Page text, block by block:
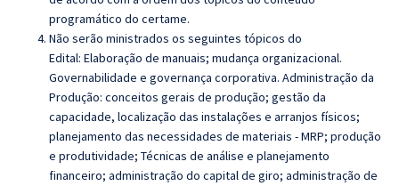
programático do certame.
Não serão ministrados os seguintes tópicos do
Edital: Elaboração de manuais; mudança organizacional.
Governabilidade e governança corporativa. Administração da
Produção: conceitos gerais de produção; gestão da
capacidade, localização das instalações e arranjos físicos;
planejamento das necessidades de materiais - MRP; produção
e produtividade; Técnicas de análise e planejamento
financeiro; administração do capital de giro; administração de